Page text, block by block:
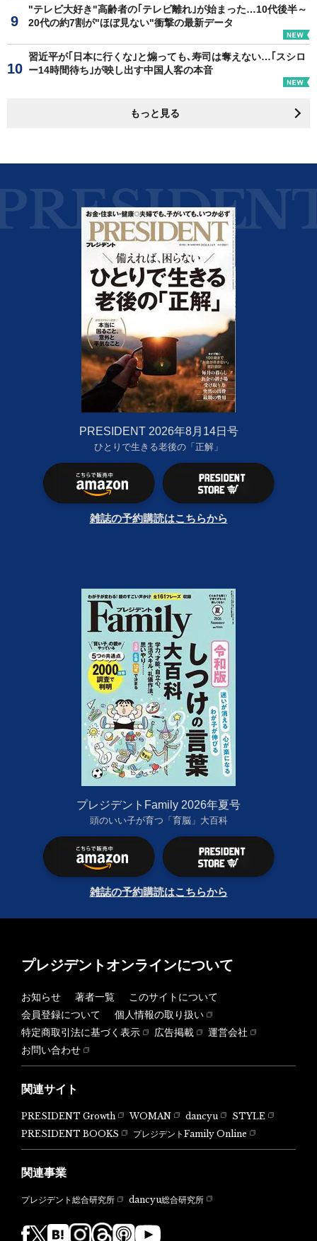
"テレビ大好き"高齢者の｢テレビ離れ｣が始まった…10代後半～
20代の約7割が"ほぼ見ない"衝撃の最新データ
習近平が｢日本に行くな｣と煽っても､寿司は奪えない…｢スシロ
ー14時間待ち｣が映し出す中国人客の本音
もっと見る
PRESIDENT 2026年8月14日号
ひとりで生きる老後の「正解」
雑誌の予約購読はこちらから
プレジデントFamily 2026年夏号
頭のいい子が育つ「育脳」大百科
雑誌の予約購読はこちらから
プレジデントオンラインについて
お知らせ 著者一覧
このサイトについて
会員登録について
個人情報の取り扱い
特定商取引法に基づく表示
広告掲載
運営会社
お問い合わせ
関連サイト
PRESIDENT Growth WOMAN dancyu
STYLE
PRESIDENT BOOKS
プレジデントFamily Online
関連事業
プレジデント総合研究所 dancyu総合研究所